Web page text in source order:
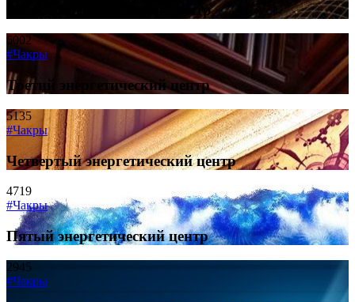
Второй энергетический центр
6002
#Чакры
Третий энергетический центр
5135
#Чакры
Четвертый энергетический центр
4719
#Чакры
Пятый энергетический центр
2945
#Чакры